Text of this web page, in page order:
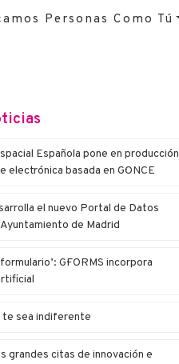
Personas Como Tú
Española pone en producción
electrónica basada en G·ONCE
el nuevo Portal de Datos
de Madrid
G·FORMS incorpora
te sea indiferente
grandes citas de innovación e